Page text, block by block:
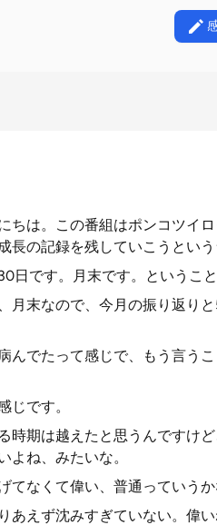
ちは。この番組はポンコツイ
長の記録を残していこうという
日です。月末です。というこ
月末なので、今月の振り返り
んでたって感じで、もう言う
じです。
時期は越えたと思うんですけ
よね、みたいな。
てなくて偉い、普通っていうか
あえず沈みすぎていない。偉